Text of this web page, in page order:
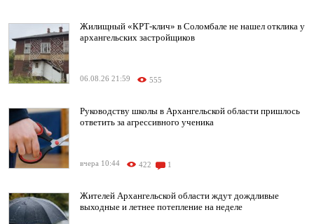
Жилищный «КРТ-клич» в Соломбале не нашел отклика у
архангельских застройщиков
06.08.26 21:59 555
Руководству школы в Архангельской области пришлось
ответить за агрессивного ученика
вчера 10:44 422 1
Жителей Архангельской области ждут дождливые
выходные и летнее потепление на неделе